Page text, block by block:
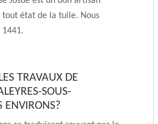
état de la tuile. Nous
1441.
TRAVAUX DE
SOUS-
ENVIRONS?